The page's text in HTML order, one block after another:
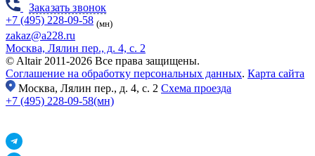
Заказать звонок
+7 (495) 228-09-58 (мн)
zakaz@a228.ru
Москва, Лялин пер., д. 4, с. 2
© Altair 2011-2026 Все права защищены.
Соглашение на обработку персональных данных. Карта сайта
Москва, Лялин пер., д. 4, с. 2 Схема проезда
+7 (495) 228-09-58(мн)